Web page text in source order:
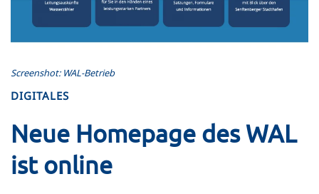
Screenshot: WAL-Betrieb
DIGITALES
Neue Homepage des WAL
ist online